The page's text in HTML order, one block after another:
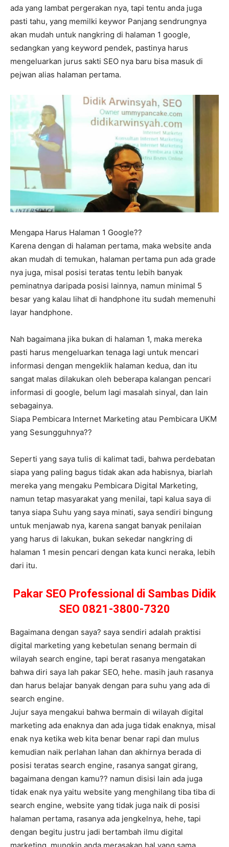
ada yang lambat pergerakan nya, tapi tentu anda juga
pasti tahu, yang memilki keywor Panjang sendrungnya
akan mudah untuk nangkring di halaman 1 google,
sedangkan yang keyword pendek, pastinya harus
mengeluarkan jurus sakti SEO nya baru bisa masuk di
pejwan alias halaman pertama.
Mengapa Harus Halaman 1 Google??
Karena dengan di halaman pertama, maka website anda
akan mudah di temukan, halaman pertama pun ada grade
nya juga, misal posisi teratas tentu lebih banyak
peminatnya daripada posisi lainnya, namun minimal 5
besar yang kalau lihat di handphone itu sudah memenuhi
layar handphone.
Nah bagaimana jika bukan di halaman 1, maka mereka
pasti harus mengeluarkan tenaga lagi untuk mencari
informasi dengan mengeklik halaman kedua, dan itu
sangat malas dilakukan oleh beberapa kalangan pencari
informasi di google, belum lagi masalah sinyal, dan lain
sebagainya.
Siapa Pembicara Internet Marketing atau Pembicara UKM
yang Sesungguhnya??
Seperti yang saya tulis di kalimat tadi, bahwa perdebatan
siapa yang paling bagus tidak akan ada habisnya, biarlah
mereka yang mengaku Pembicara Digital Marketing,
namun tetap masyarakat yang menilai, tapi kalua saya di
tanya siapa Suhu yang saya minati, saya sendiri bingung
untuk menjawab nya, karena sangat banyak penilaian
yang harus di lakukan, bukan sekedar nangkring di
halaman 1 mesin pencari dengan kata kunci neraka, lebih
dari itu.
Pakar SEO Professional di Sambas Didik
SEO 0821-3800-7320
Bagaimana dengan saya? saya sendiri adalah praktisi
digital marketing yang kebetulan senang bermain di
wilayah search engine, tapi berat rasanya mengatakan
bahwa diri saya lah pakar SEO, hehe. masih jauh rasanya
dan harus belajar banyak dengan para suhu yang ada di
search engine.
Jujur saya mengakui bahwa bermain di wilayah digital
marketing ada enaknya dan ada juga tidak enaknya, misal
enak nya ketika web kita benar benar rapi dan mulus
kemudian naik perlahan lahan dan akhirnya berada di
posisi teratas search engine, rasanya sangat girang,
bagaimana dengan kamu?? namun disisi lain ada juga
tidak enak nya yaitu website yang menghilang tiba tiba di
search engine, website yang tidak juga naik di posisi
halaman pertama, rasanya ada jengkelnya, hehe, tapi
dengan begitu justru jadi bertambah ilmu digital